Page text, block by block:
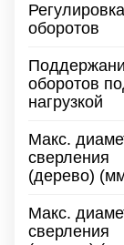
Регулировка
оборотов
оборотов
нагрузкой
Макс.
сверления
(дерево)
Макс.
сверления